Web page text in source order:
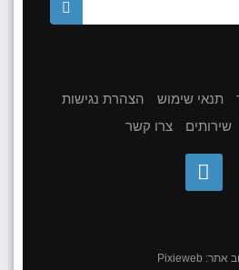
אתר: Pixieweb
תנאי שימוש
הצהרת נגישות
שירותים צרו קשר